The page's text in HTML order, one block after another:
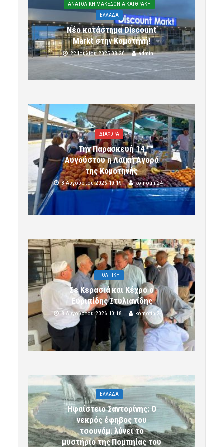
ΑΝΑΤΟΛΙΚΗ ΜΑΚΕΔΟΝΙΑ ΚΑΙ ΘΡΑΚΗ
ΕΛΛΑΔΑ
Νέο κατάστημα Discount
Markt στην Κομοτηνή!
22 Ιουλίου 2025 08:20 admin
ΔΙΑΦΟΡΑ
Την Παρασκευή 14
Αυγούστου η Λαϊκή Αγορά
της Κομοτηνής
8 Αυγούστου 2026 10:19 komotini24
ΠΟΛΙΤΙΚΗ
Σε Κερασιά και Κέχρο ο
Ευριπίδης Στυλιανίδης
8 Αυγούστου 2026 10:18 komotini24
ΕΛΛΑΔΑ
Ηφαίστειο Σαντορίνης: Ο
νεκρός έφηβος του
τσουνάμι λύνει το
μυστήριο της Πομπηίας του